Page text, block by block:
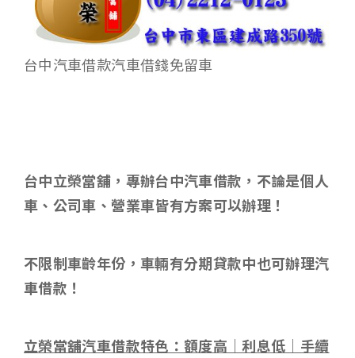
台中汽車借款汽車借錢免留車
台中立榮當舖，專辦台中汽車借款，不論是個人
車 、公司車、營業車皆有方案可以辦理！
不限制車齡年份，車輛有分期貸款中也可辦理汽
車借款！
立榮當舖汽車借款特色：額度高｜利息低｜手續